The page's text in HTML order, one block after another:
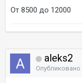
От 8500 до 12000
aleks2
Опубликовано